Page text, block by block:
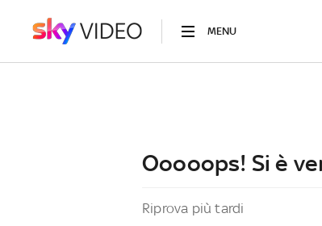
MENU
Ooooops! Si è
Riprova più tardi